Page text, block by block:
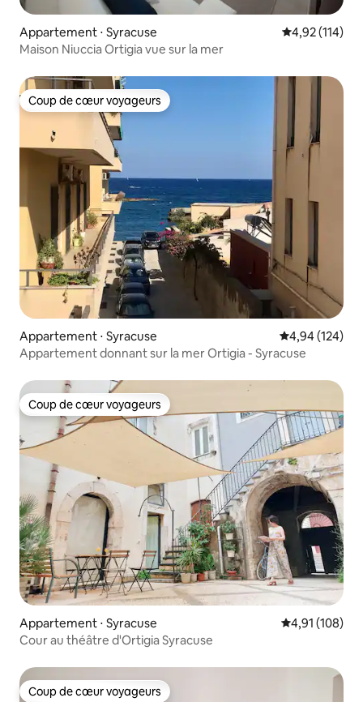
Appartement ⋅ Syracuse Évaluation
4,92 (114)
Maison Niuccia Ortigia vue sur la mer
Coup de cœur voyageurs
Coup de cœur voyageurs
Appartement ⋅ Syracuse Évaluation
4,94 (124)
Appartement donnant sur la mer Ortigia - Syracuse
Coup de cœur voyageurs
Coup de cœur voyageurs
Appartement ⋅ Syracuse Évaluation
4,91 (108)
Cour au théâtre d'Ortigia Syracuse
Coup de cœur voyageurs
Coup de cœur voyageurs